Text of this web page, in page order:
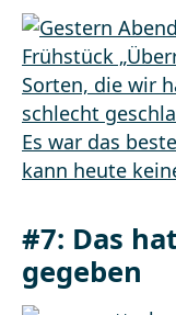
#7: Das
gegeben